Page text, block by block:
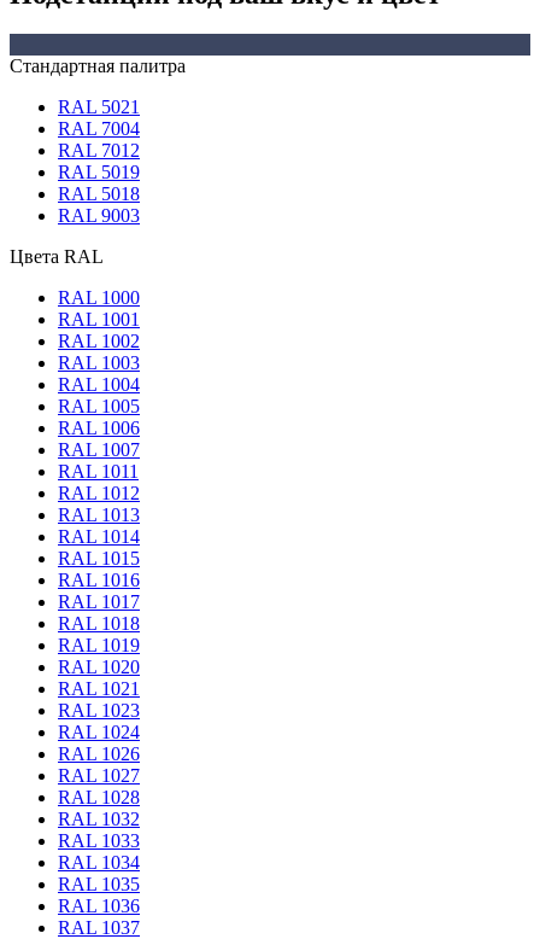
Стандартная палитра
RAL 5021
RAL 7004
RAL 7012
RAL 5019
RAL 5018
RAL 9003
Цвета RAL
RAL 1000
RAL 1001
RAL 1002
RAL 1003
RAL 1004
RAL 1005
RAL 1006
RAL 1007
RAL 1011
RAL 1012
RAL 1013
RAL 1014
RAL 1015
RAL 1016
RAL 1017
RAL 1018
RAL 1019
RAL 1020
RAL 1021
RAL 1023
RAL 1024
RAL 1026
RAL 1027
RAL 1028
RAL 1032
RAL 1033
RAL 1034
RAL 1035
RAL 1036
RAL 1037